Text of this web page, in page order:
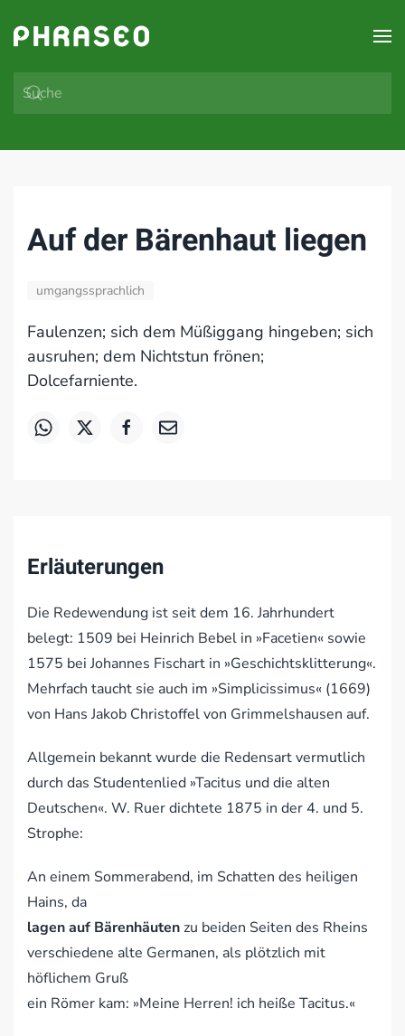
Zum Hauptinhalt springen
Auf der Bärenhaut liegen
umgangssprachlich
Faulenzen; sich dem Müßiggang hingeben; sich
ausruhen; dem Nichtstun frönen;
Dolcefarniente.
Erläuterungen
Die Redewendung ist seit dem 16. Jahrhundert
belegt: 1509 bei Heinrich Bebel in »Facetien« sowie
1575 bei Johannes Fischart in »Geschichtsklitterung«.
Mehrfach taucht sie auch im »Simplicissimus« (1669)
von Hans Jakob Christoffel von Grimmelshausen auf.
Allgemein bekannt wurde die Redensart vermutlich
durch das Studentenlied »Tacitus und die alten
Deutschen«. W. Ruer dichtete 1875 in der 4. und 5.
Strophe:
An einem Sommerabend, im Schatten des heiligen
Hains, da
lagen auf Bärenhäutenzu beiden Seiten des Rheins
verschiedene alte Germanen, als plötzlich mit
höflichem Gruß
ein Römer kam: »Meine Herren! ich heiße Tacitus.«